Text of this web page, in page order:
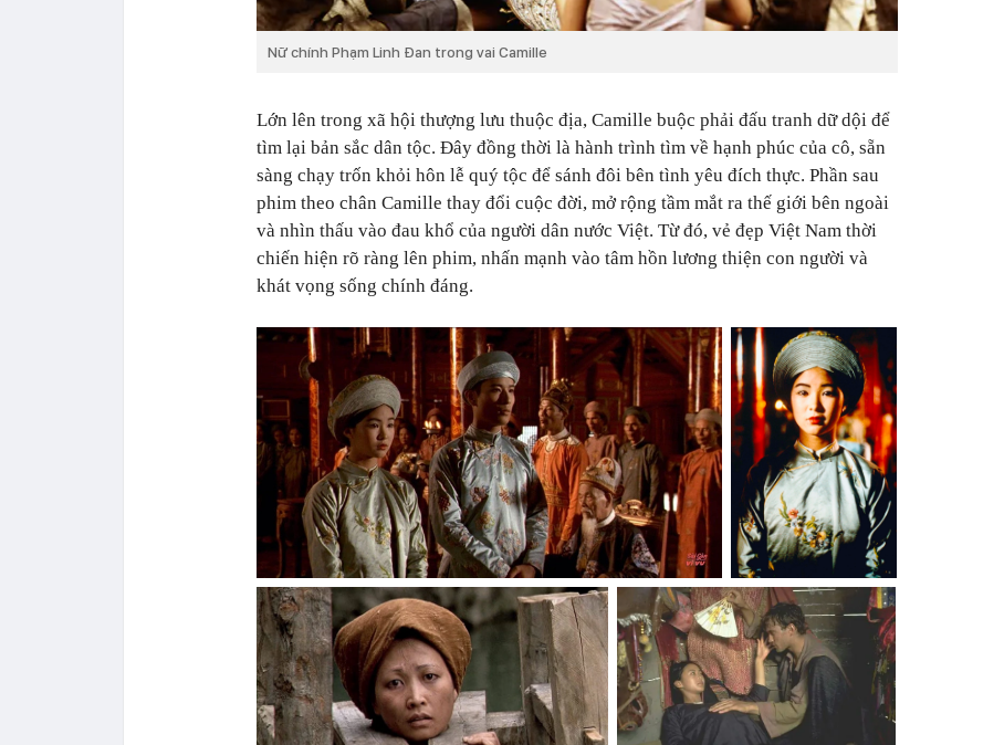
Nữ chính Phạm Linh Đan trong vai Camille
Lớn lên trong xã hội thượng lưu thuộc địa, Camille buộc phải đấu tranh dữ dội để
tìm lại bản sắc dân tộc. Đây đồng thời là hành trình tìm về hạnh phúc của cô, sẵn
sàng chạy trốn khỏi hôn lễ quý tộc để sánh đôi bên tình yêu đích thực. Phần sau
phim theo chân Camille thay đổi cuộc đời, mở rộng tầm mắt ra thế giới bên ngoài
và nhìn thấu vào đau khổ của người dân nước Việt. Từ đó, vẻ đẹp Việt Nam thời
chiến hiện rõ ràng lên phim, nhấn mạnh vào tâm hồn lương thiện con người và
khát vọng sống chính đáng.